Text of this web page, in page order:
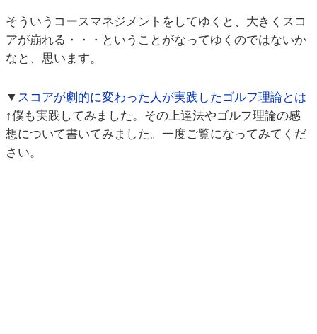
そういうコースマネジメントをしてゆくと、大きくスコ
アが崩れる・・・ということがなってゆくのではないか
なと、思います。
▼ スコアが劇的に変わった人が実践したゴルフ理論とは
↑僕も実践してみました。その上達法やゴルフ理論の感
想について書いてみました。一度ご覧になってみてくだ
さい。